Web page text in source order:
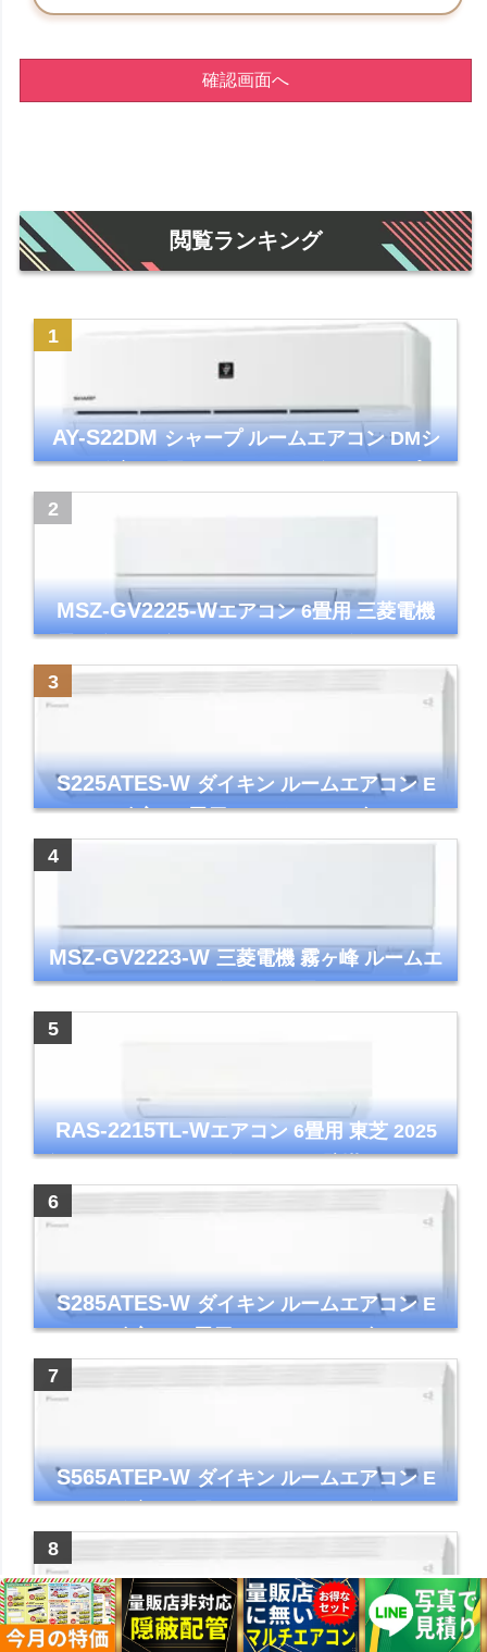
確認画面へ
閲覧ランキング
AY-S22DMシャープ ルームエアコン DMシ
リーズ 主に6畳 ホワイト 2024年モデル プラ
MSZ-GV2225-Wエアコン 6畳用 三菱電機
霧ヶ峰 2025年モデル GVシリーズ ピュアホ
ワイト 清潔 除湿 単相100V
S225ATES-Wダイキン ルームエアコン E
シリーズ 主に6畳用 ホワイト 2025年モデル
MSZ-GV2223-W三菱電機 霧ヶ峰 ルームエ
アコン GVシリーズ おもに6畳用 ピュアホワ
RAS-2215TL-Wエアコン 6畳用 東芝 2025
年モデル TLシリーズ ホワイト 壁掛け クーラ
ー コンパクト 清潔
S285ATES-Wダイキン ルームエアコン E
シリーズ 主に10畳用 ホワイト 2025年モデル
コンパクトモデル ストリーマ
S565ATEP-Wダイキン ルームエアコン E
シリーズ 主に18畳用 ホワイト 2025年モデル
コンパクトモデル ストリーマ